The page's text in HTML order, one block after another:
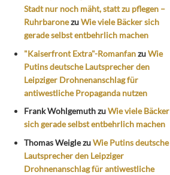
Stadt nur noch mäht, statt zu pflegen –
RuhrbaronezuWie viele Bäcker sich
gerade selbst entbehrlich machen
"Kaiserfront Extra"-RomanfanzuWie
Putins deutsche Lautsprecher den
Leipziger Drohnenanschlag für
antiwestliche Propaganda nutzen
Frank WohlgemuthzuWie viele Bäcker
sich gerade selbst entbehrlich machen
Thomas WeiglezuWie Putins deutsche
Lautsprecher den Leipziger
Drohnenanschlag für antiwestliche